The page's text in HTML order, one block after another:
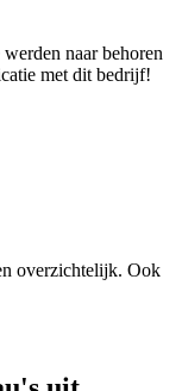
naar behoren
met dit bedrijf!
overzichtelijk. Ook